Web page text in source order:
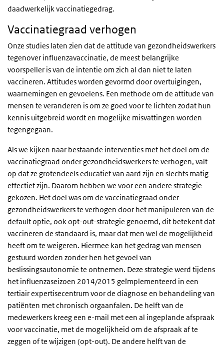
daadwerkelijk vaccinatiegedrag.
Vaccinatiegraad verhogen
Onze studies laten zien dat de attitude van gezondheidswerkers
tegenover influenzavaccinatie, de meest belangrijke
voorspeller is van de intentie om zich al dan niet te laten
vaccineren. Attitudes worden gevormd door overtuigingen,
waarnemingen en gevoelens. Een methode om de attitude van
mensen te veranderen is om ze goed voor te lichten zodat hun
kennis uitgebreid wordt en mogelijke misvattingen worden
tegengegaan.
Als we kijken naar bestaande interventies met het doel om de
vaccinatiegraad onder gezondheidswerkers te verhogen, valt
op dat ze grotendeels educatief van aard zijn en slechts matig
effectief zijn. Daarom hebben we voor een andere strategie
gekozen. Het doel was om de vaccinatiegraad onder
gezondheidswerkers te verhogen door het manipuleren van de
default optie, ook opt-out-strategie genoemd, dit betekent dat
vaccineren de standaard is, maar dat men wel de mogelijkheid
heeft om te weigeren. Hiermee kan het gedrag van mensen
gestuurd worden zonder hen het gevoel van
beslissingsautonomie te ontnemen. Deze strategie werd tijdens
het influenzaseizoen 2014/2015 geïmplementeerd in een
tertiair expertisecentrum voor de diagnose en behandeling van
patiënten met chronisch orgaanfalen. De helft van de
medewerkers kreeg een e-mail met een al ingeplande afspraak
voor vaccinatie, met de mogelijkheid om de afspraak af te
zeggen of te wijzigen (opt-out). De andere helft van de